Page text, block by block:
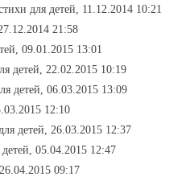
для детей, 11.12.2014 10:21
21:58
09.01.2015 13:01
детей, 22.02.2015 10:19
детей, 06.03.2015 13:09
12:10
детей, 26.03.2015 12:37
05.04.2015 12:47
09:17